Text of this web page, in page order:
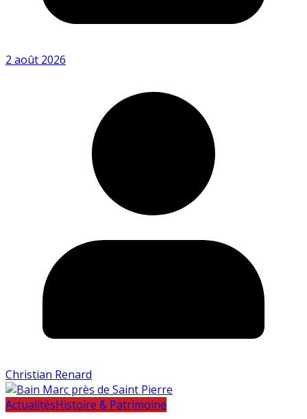
2 août 2026
Christian Renard
ActualitésHistoire & Patrimoine